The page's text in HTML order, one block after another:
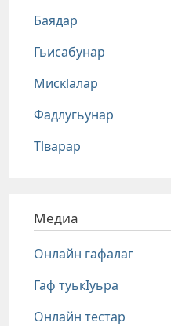
Баядар
Гьисабунар
Мискlалар
Фадлугьунар
Тlварар
Медиа
Онлайн гафалаг
Гаф туькIуьра
Онлайн тестар